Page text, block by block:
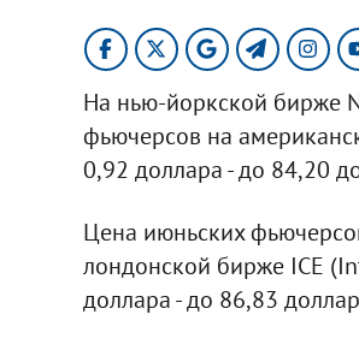
На нью-йоркской бирже
фьючерсов на
0,92 доллара - до 84,20
Цена июньских
лондонской бирже IСE
доллара - до 86,83